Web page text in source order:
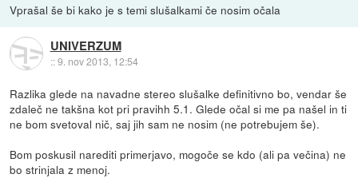
Vprašal še bi kako je s temi slušalkami če nosim očala
UNIVERZUM
::9. nov 2013, 12:54
Razlika glede na navadne stereo slušalke definitivno bo, vendar še
zdaleč ne takšna kot pri pravihh 5.1. Glede očal si me pa našel in ti
ne bom svetoval nič, saj jih sam ne nosim (ne potrebujem še).
Bom poskusil narediti primerjavo, mogoče se kdo (ali pa večina) ne
bo strinjala z menoj.